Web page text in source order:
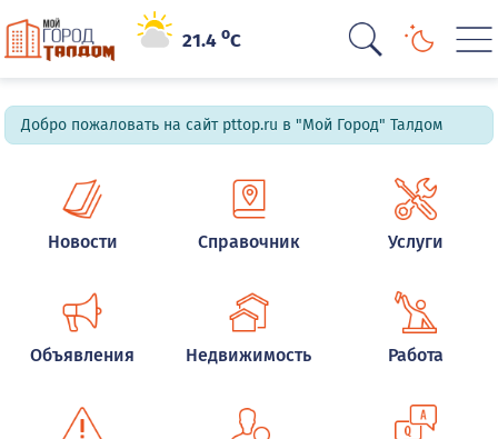
21.4oC
Добро пожаловать на сайт pttop.ru в "Мой Город" Талдом
Новости Справочник Услуги
Объявления Недвижимость Работа